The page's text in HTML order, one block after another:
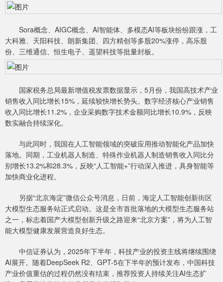
Sora概念、AIGC概念、AI智能体、多模态AI等板块纷纷跟涨，工
大科雅、天阳科技、朗新集团、四方精创等多股20%涨停，高乐股
份、三维通信、恒生电子、遥望科技等批量封板。
国家税务总局最新增值税发票数据显示，5月份，我国高技术产业
销售收入同比增长15%，延续较快增长势头。数字经济核心产业销售
收入同比增长11.2%，企业采购数字技术金额同比增长10.9%，反映
数实融合持续深化。
与此同时，我国在人工智能领域的突破应用推动智能化产品加快
落地。同期，工业机器人制造、特殊作业机器人制造销售收入同比分
别增长13.2%和28.3%，反映“人工智能+”行动深入推进，具身智能等
加快商业化进程。
另据“北京海淀”微信公众号消息，日前，海淀人工智能创新街区
大模型生态服务站正式启动。这是全市首批落地的大模型生态服务站
之一，标志着国产大模型创新升级之路迎来“北京方案”，将为人工智
能大模型健康发展营造良好生态。
中信证券认为，2025年下半年，科技产业的投资主线将继续围绕
AI展开。随着DeepSeek R2、GPT-5在下半年的预计发布，中国科技
产业价值重估的过程仍然没有结束，推荐投资人持续关注AI生态扩